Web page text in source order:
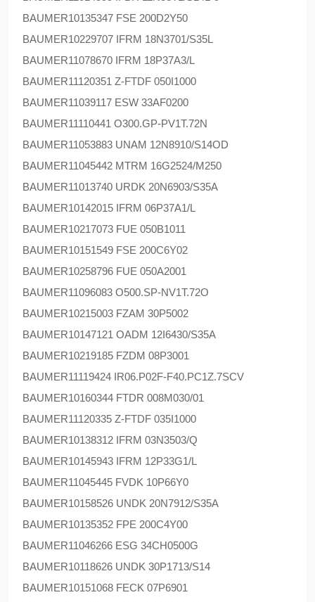
BAUMER10135347 FSE 200D2Y50
BAUMER10229707 IFRM 18N3701/S35L
BAUMER11078670 IFRM 18P37A3/L
BAUMER11120351 Z-FTDF 050I1000
BAUMER11039117 ESW 33AF0200
BAUMER11110441 O300.GP-PV1T.72N
BAUMER11053883 UNAM 12N8910/S14OD
BAUMER11045442 MTRM 16G2524/M250
BAUMER11013740 URDK 20N6903/S35A
BAUMER10142015 IFRM 06P37A1/L
BAUMER10217073 FUE 050B1011
BAUMER10151549 FSE 200C6Y02
BAUMER10258796 FUE 050A2001
BAUMER11096083 O500.SP-NV1T.72O
BAUMER10215003 FZAM 30P5002
BAUMER10147121 OADM 12I6430/S35A
BAUMER10219185 FZDM 08P3001
BAUMER11119424 IR06.P02F-F40.PC1Z.7SCV
BAUMER10160344 FTDR 008M030/01
BAUMER11120335 Z-FTDF 035I1000
BAUMER10138312 IFRM 03N3503/Q
BAUMER10145943 IFRM 12P33G1/L
BAUMER11045445 FVDK 10P66Y0
BAUMER10158526 UNDK 20N7912/S35A
BAUMER10135352 FPE 200C4Y00
BAUMER11046266 ESG 34CH0500G
BAUMER10118626 UNDK 30P1713/S14
BAUMER10151068 FECK 07P6901